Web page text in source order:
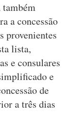
a concessão
provenientes
lista,
e consulares
e
de
a três dias